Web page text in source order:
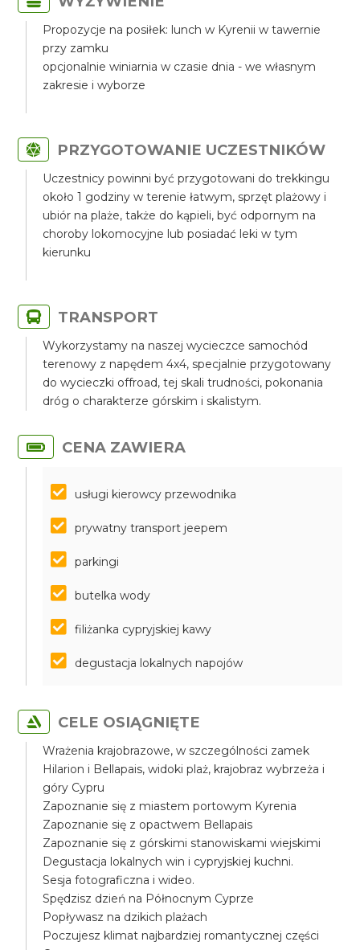
Propozycje na posiłek: lunch w Kyrenii w tawernie
przy zamku
opcjonalnie winiarnia w czasie dnia - we własnym
zakresie i wyborze
PRZYGOTOWANIE UCZESTNIKÓW
Uczestnicy powinni być przygotowani do trekkingu
około 1 godziny w terenie łatwym, sprzęt plażowy i
ubiór na plaże, także do kąpieli, być odpornym na
choroby lokomocyjne lub posiadać leki w tym
kierunku
TRANSPORT
Wykorzystamy na naszej wycieczce samochód
terenowy z napędem 4x4, specjalnie przygotowany
do wycieczki offroad, tej skali trudności, pokonania
dróg o charakterze górskim i skalistym.
CENA ZAWIERA
usługi kierowcy przewodnika
prywatny transport jeepem
parkingi
butelka wody
filiżanka cypryjskiej kawy
degustacja lokalnych napojów
CELE OSIĄGNIĘTE
Wrażenia krajobrazowe, w szczególności zamek
Hilarion i Bellapais, widoki plaż, krajobraz wybrzeża i
góry Cypru
Zapoznanie się z miastem portowym Kyrenia
Zapoznanie się z opactwem Bellapais
Zapoznanie się z górskimi stanowiskami wiejskimi
Degustacja lokalnych win i cypryjskiej kuchni.
Sesja fotograficzna i wideo.
Spędzisz dzień na Północnym Cyprze
Popływasz na dzikich plażach
Poczujesz klimat najbardziej romantycznej części